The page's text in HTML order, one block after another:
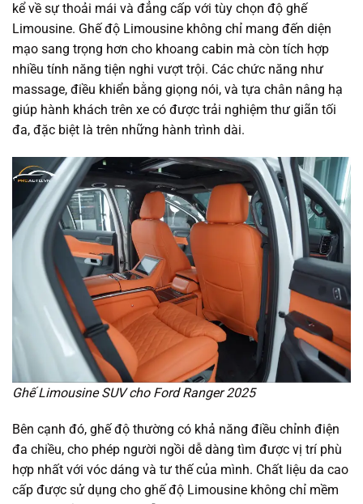
kể về sự thoải mái và đẳng cấp với tùy chọn độ ghế
Limousine. Ghế độ Limousine không chỉ mang đến diện
mạo sang trọng hơn cho khoang cabin mà còn tích hợp
nhiều tính năng tiện nghi vượt trội. Các chức năng như
massage, điều khiển bằng giọng nói, và tựa chân nâng hạ
giúp hành khách trên xe có được trải nghiệm thư giãn tối
đa, đặc biệt là trên những hành trình dài.
Ghế Limousine SUV cho Ford Ranger 2025
Bên cạnh đó, ghế độ thường có khả năng điều chỉnh điện
đa chiều, cho phép người ngồi dễ dàng tìm được vị trí phù
hợp nhất với vóc dáng và tư thế của mình. Chất liệu da cao
cấp được sử dụng cho ghế độ Limousine không chỉ mềm